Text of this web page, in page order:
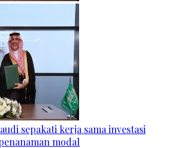
sepakati kerja sama investasi
modal